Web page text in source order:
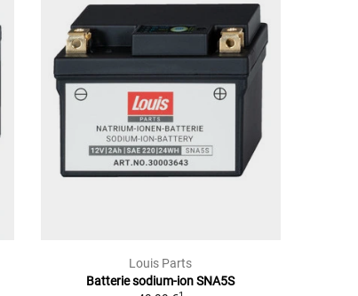
Louis Parts
Batterie sodium-ion SNA5S